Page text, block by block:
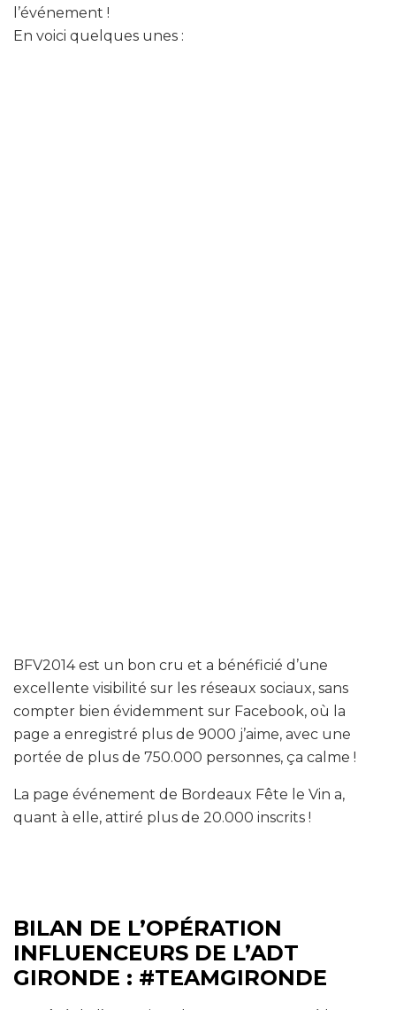
l’événement !
En voici quelques unes :
BFV2014 est un bon cru et a bénéficié d’une
excellente visibilité sur les réseaux sociaux, sans
compter bien évidemment sur Facebook, où la
page a enregistré plus de 9000 j’aime, avec une
portée de plus de 750.000 personnes, ça calme !
La page événement de Bordeaux Fête le Vin a,
quant à elle, attiré plus de 20.000 inscrits !
BILAN DE L’OPÉRATION
INFLUENCEURS DE L’ADT
GIRONDE : #TEAMGIRONDE